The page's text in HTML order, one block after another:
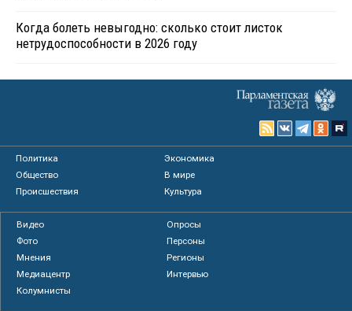
Когда болеть невыгодно: сколько стоит листок
нетрудоспособности в 2026 году
Политика
Экономика
Общество
В мире
Происшествия
Культура
Видео
Опросы
Фото
Персоны
Мнения
Регионы
Медиацентр
Интервью
Колумнисты